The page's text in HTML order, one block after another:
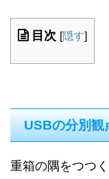
目次 [隠す]
USBの分別観
重箱の隅をつつ